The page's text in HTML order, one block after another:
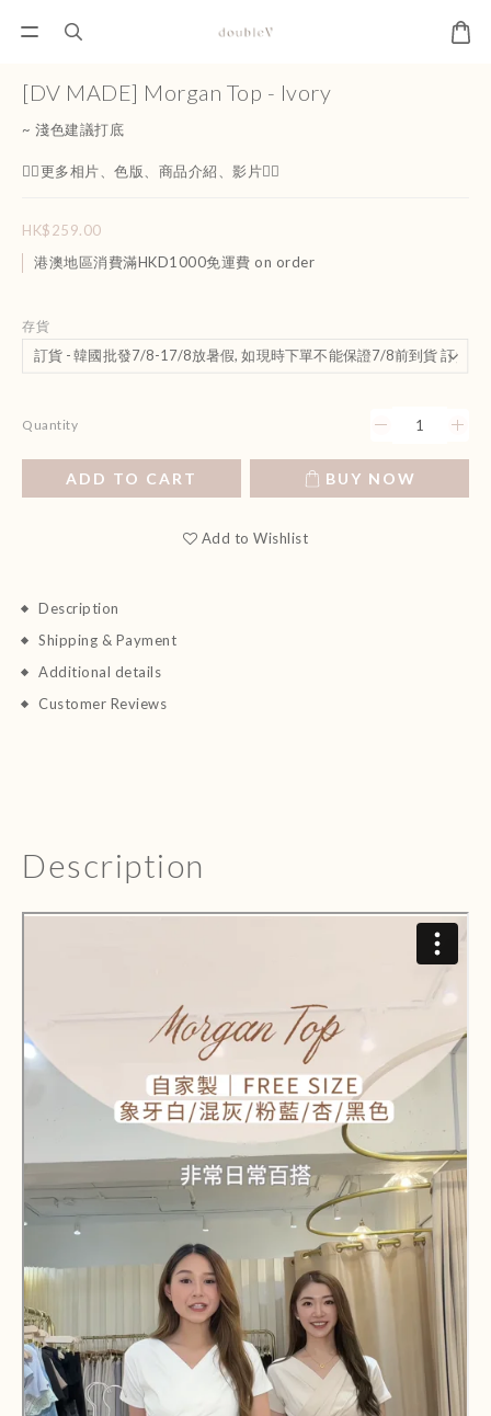
[DV MADE] Morgan Top - Ivory
~ 淺色建議打底
👇🏻更多相片、色版、商品介紹、影片👇🏻
HK$259.00
港澳地區消費滿HKD1000免運費 on order
存貨
Quantity
ADD TO CART BUY NOW
Add to Wishlist
Description
Shipping & Payment
Additional details
Customer Reviews
Description